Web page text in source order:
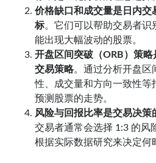
价格缺口和成交量是日内交
标。它们可以帮助交易者识
能出现大幅波动的股票。
开盘区间突破（ORB）策
交易策略。通过分析开盘区
性、成交量和方向一致性等
预测股票的走势。
风险与回报比率是交易决策
交易者通常会选择 1:3 的风
根据实际数据研究来决定何